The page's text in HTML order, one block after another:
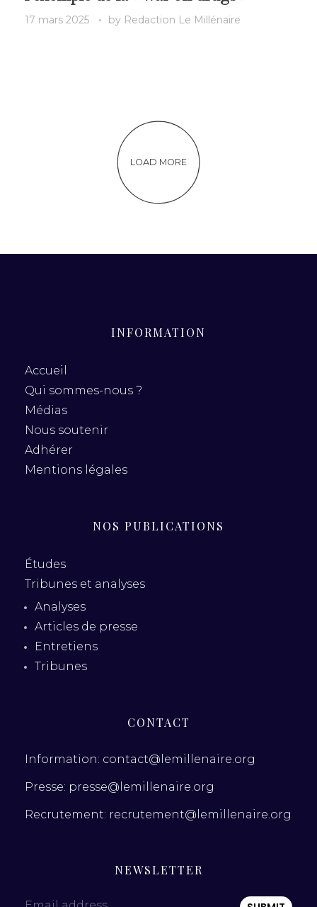
17 mars 2025 by Redaction Le Millénaire
LOAD MORE
INFORMATION
Accueil
Qui sommes-nous ?
Médias
Nous soutenir
Adhérer
Mentions légales
NOS PUBLICATIONS
Études
Tribunes et analyses
Analyses
Articles de presse
Entretiens
Tribunes
CONTACT
Information: contact@lemillenaire.org
Presse: presse@lemillenaire.org
Recrutement: recrutement@lemillenaire.org
NEWSLETTER